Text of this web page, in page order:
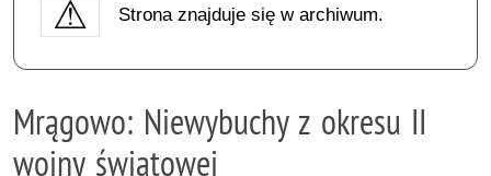
Strona znajduje się w archiwum.
Mrągowo: Niewybuchy z okresu II
wojny światowej